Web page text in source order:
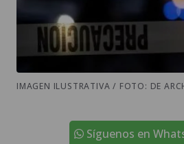
IMAGEN ILUSTRATIVA / FOTO: DE
Síguenos en